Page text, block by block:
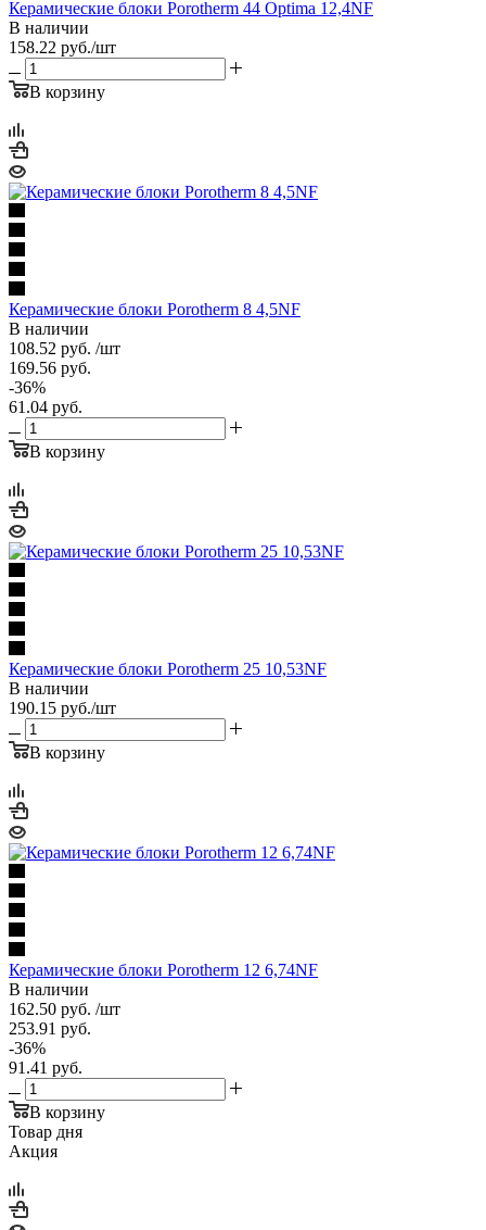
Керамические блоки Porotherm 44 Optima 12,4NF
В наличии
158.22 руб./шт
В корзину
Керамические блоки Porotherm 8 4,5NF
В наличии
108.52 руб. /шт
169.56 руб.
-36%
61.04 руб.
В корзину
Керамические блоки Porotherm 25 10,53NF
В наличии
190.15 руб./шт
В корзину
Керамические блоки Porotherm 12 6,74NF
В наличии
162.50 руб. /шт
253.91 руб.
-36%
91.41 руб.
В корзину
Товар дня
Акция